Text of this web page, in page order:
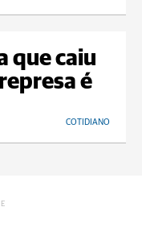
que caiu
é
COTIDIANO